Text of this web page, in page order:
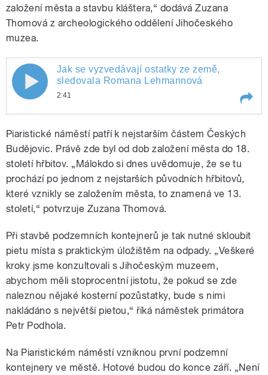
založení města a stavbu kláštera,“ dodává Zuzana
Thomová z archeologického oddělení Jihočeského
muzea.
Jak se vyzvedávají ostatky ze země,
sledovala Romana Lehmannová
pause
Jak se vyzvedávají ostatky ze země,
sledovala Romana Lehmannová
2:41
Piaristické náměstí patří k nejstarším částem Českých
Budějovic. Právě zde byl od dob založení města do 18.
století hřbitov. „Málokdo si dnes uvědomuje, že se tu
prochází po jednom z nejstarších původních hřbitovů,
které vznikly se založením města, to znamená ve 13.
století,“ potvrzuje Zuzana Thomová.
Při stavbě podzemních kontejnerů je tak nutné skloubit
pietu místa s praktickým úložištěm na odpady. „Veškeré
kroky jsme konzultovali s Jihočeským muzeem,
abychom měli stoprocentní jistotu, že pokud se zde
naleznou nějaké kosterní pozůstatky, bude s nimi
nakládáno s největší pietou,“ říká náměstek primátora
Petr Podhola.
Na Piaristickém náměstí vzniknou první podzemní
kontejnery ve městě. Hotové budou do konce září. „Není